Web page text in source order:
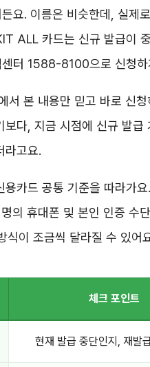
요. 이름은 비슷한데, 실제
ALL 카드는 신규 발급이
터 1588-8100으로 신청하
서 본 내용만 믿고 바로 신
다, 지금 시점에 신규 발
라고요.
용카드 공통 기준을 따라가
의 휴대폰 및 본인 인증 수
식이 조금씩 달라질 수 있어
체크 포인트
현재 발급 중단인지, 재발